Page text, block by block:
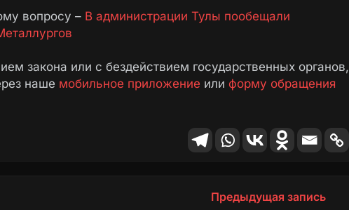
вопросу – В администрации Тулы пообещали
закона или с бездействием государственных органов,
наше мобильное приложение или форму обращения
Предыдущая запись